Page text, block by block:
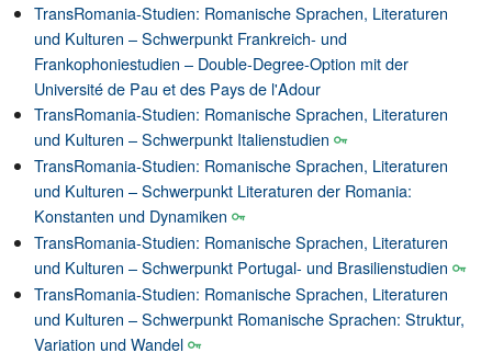
TransRomania-Studien: Romanische Sprachen, Literaturen
und Kulturen – Schwerpunkt Frankreich- und
Frankophoniestudien – Double-Degree-Option mit der
Université de Pau et des Pays de l'Adour
TransRomania-Studien: Romanische Sprachen, Literaturen
und Kulturen – Schwerpunkt Italienstudien
TransRomania-Studien: Romanische Sprachen, Literaturen
und Kulturen – Schwerpunkt Literaturen der Romania:
Konstanten und Dynamiken
TransRomania-Studien: Romanische Sprachen, Literaturen
und Kulturen – Schwerpunkt Portugal- und Brasilienstudien
TransRomania-Studien: Romanische Sprachen, Literaturen
und Kulturen – Schwerpunkt Romanische Sprachen: Struktur,
Variation und Wandel